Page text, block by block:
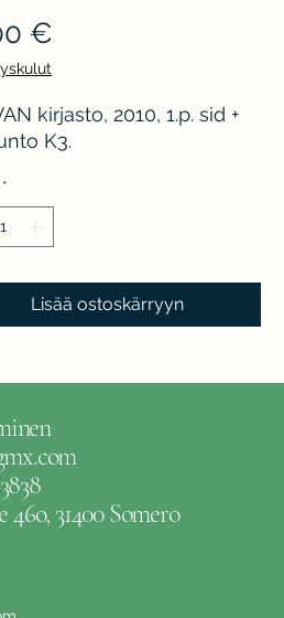
€
kirjasto, 2010, 1.p. sid +
K3.
*
Lisää ostoskärryyn
31400 Somero